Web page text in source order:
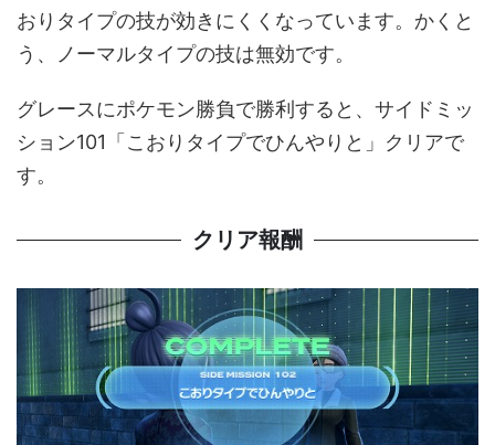
おりタイプの技が効きにくくなっています。かくと
う、ノーマルタイプの技は無効です。
グレースにポケモン勝負で勝利すると、サイドミッ
ション101「こおりタイプでひんやりと」クリアで
す。
クリア報酬